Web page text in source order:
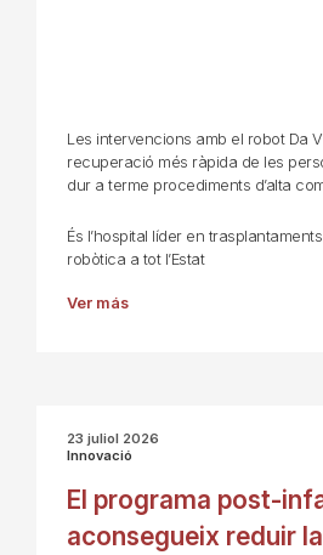
Les intervencions amb el robot Da
recuperació més ràpida de les
dur a terme procediments d’alta
És l’hospital líder en
robòtica a tot l’Estat
Ver más
23 juliol 2026
Innovació
El programa post-
aconsegueix reduir